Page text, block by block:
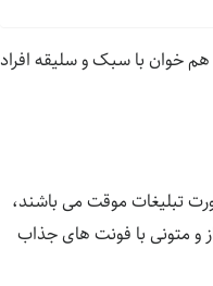
خوان با سبک و سلیقه افراد
تبلیغات موقت می باشند،
و متونی با فونت های جذاب